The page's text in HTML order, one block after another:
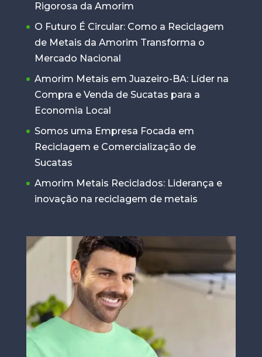
Rigorosa da Amorim
O Futuro É Circular: Como a Reciclagem
de Metais da Amorim Transforma o
Mercado Nacional
Amorim Metais em Juazeiro-BA: Líder na
Compra e Venda de Sucatas para a
Economia Local
Somos uma Empresa Focada em
Reciclagem e Comercialização de
Sucatas
Amorim Metais Reciclados: Liderança e
inovação na reciclagem de metais